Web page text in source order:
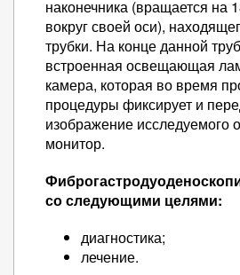
наконечника (вращается на
вокруг своей оси),
трубки. На конце данной
встроенная освещающая
камера, которая во время
процедуры фиксирует и
изображение исследуемого
монитор.
со следующими целями:
диагностика;
лечение.